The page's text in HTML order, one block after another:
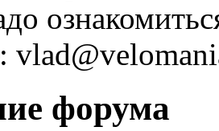
форума